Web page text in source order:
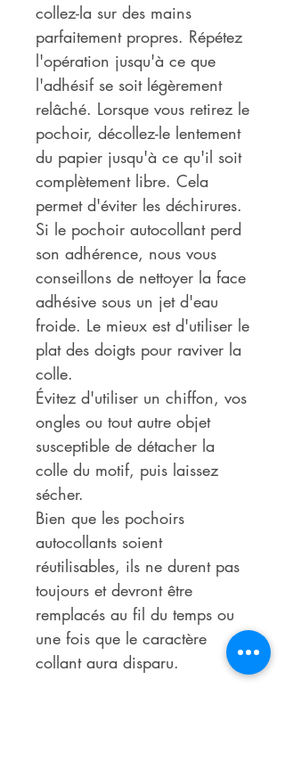
collez-la sur des mains
parfaitement propres. Répétez
l'opération jusqu'à ce que
l'adhésif se soit légèrement
relâché. Lorsque vous retirez le
pochoir, décollez-le lentement
du papier jusqu'à ce qu'il soit
complètement libre. Cela
permet d'éviter les déchirures.
Si le pochoir autocollant perd
son adhérence, nous vous
conseillons de nettoyer la face
adhésive sous un jet d'eau
froide. Le mieux est d'utiliser le
plat des doigts pour raviver la
colle.
Évitez d'utiliser un chiffon, vos
ongles ou tout autre objet
susceptible de détacher la
colle du motif, puis laissez
sécher.
Bien que les pochoirs
autocollants soient
réutilisables, ils ne durent pas
toujours et devront être
remplacés au fil du temps ou
une fois que le caractère
collant aura disparu.